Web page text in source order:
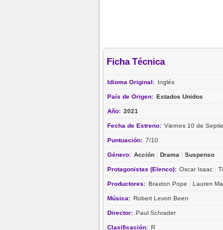
Ficha Técnica
Idioma Original: Inglés
País de Origen: Estados Unidos
Año: 2021
Fecha de Estreno: Viernes 10 de
Puntuación: 7/10
Género: Acción | Drama | Suspenso
Protagonistas (Elenco): Oscar Isaac |
Productores: Braxton Pope | Lauren
Música: Robert Levon Been
Director: Paul Schrader
Clasificación: R